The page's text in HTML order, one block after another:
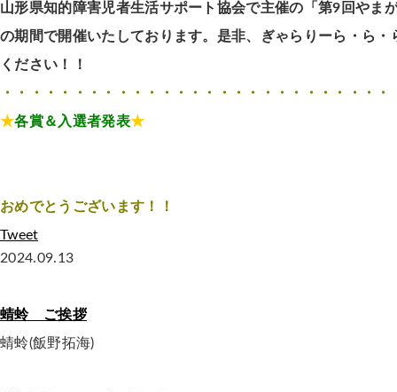
山形県知的障害児者生活サポート協会で主催の「第9回やま
の期間で開催いたしております。是非、ぎゃらりーら・ら
ください！！
・・・・・・・・・・・・・・・・・・・・・・・・・・・
★各賞＆入選者発表★
おめでとうございます！！
Tweet
2024.09.13
蜻蛉 ご挨拶
蜻蛉(飯野拓海)